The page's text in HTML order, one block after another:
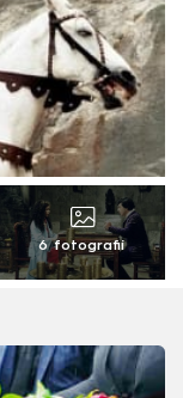
6 fotografií